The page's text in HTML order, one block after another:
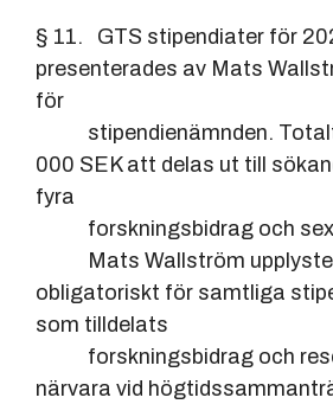
§ 11. GTS stipendiater för
presenterades av Mats
för
stipendienämnden. Totalt
000 SEK att delas ut till
fyra
forskningsbidrag och sex
Mats Wallström upplyste
obligatoriskt för samtliga
som tilldelats
forskningsbidrag och
närvara vid